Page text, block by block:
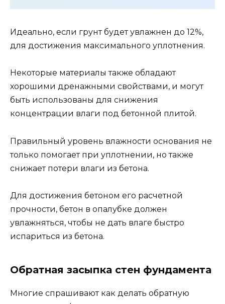
Идеально, если грунт будет увлажнен до 12%,
для достижения максимального уплотнения.
Некоторые материалы также обладают
хорошими дренажными свойствами, и могут
быть использованы для снижения
концентрации влаги под бетонной плитой.
Правильный уровень влажности основания не
только помогает при уплотнении, но также
снижает потери влаги из бетона.
Для достижения бетоном его расчетной
прочности, бетон в опалубке должен
увлажняться, чтобы не дать влаге быстро
испариться из бетона.
Обратная засыпка стен фундамента
Многие спрашивают как делать обратную